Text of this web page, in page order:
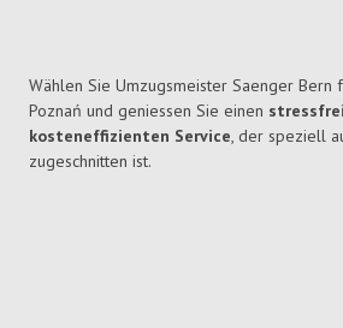
Wählen Sie Umzugsmeister Saenger Bern
Poznań und geniessen Sie einen
kosteneffizienten Service, der speziell
zugeschnitten ist.